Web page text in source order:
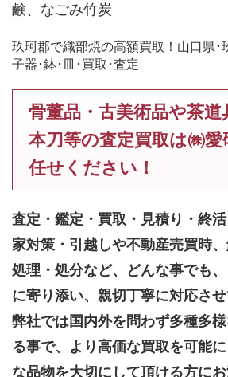
鹸、なごみ竹炭
玖珂郡で織部焼の高額買取！山口県･
子器･鉢･皿･買取･査定
骨董品・古美術品や茶道
本刀等の査定買取は㈱
任せください！
査定・鑑定・買取・見積り・終
家対策・引越しや不動産売買時
処理・処分など、どんな事でも、
に寄り添い、親切丁寧に対応させ
弊社では国内外を問わず多種多
る事で、より高価な買取を可能
な品物を大切にして頂ける方に